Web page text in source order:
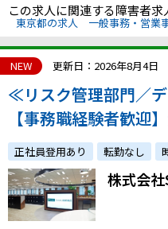
この求人に関連する障害者求
東京都の求人 一般事務・営業
NEW 更新日：2026年8月4日
≪リスク管理部門／
【事務職経験者歓迎
の募集です。
正社員登用あり 転勤なし
株式会